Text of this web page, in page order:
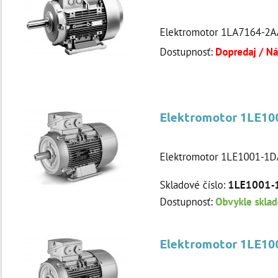
Elektromotor 1LA7164-
Dostupnosť: Dopredaj /
Elektromotor
Elektromotor 1LE1001-
Skladové číslo: 1LE1001-
Dostupnosť: Obvykle
Elektromotor